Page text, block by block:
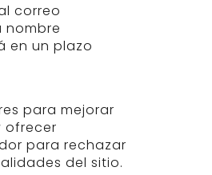
correo
nombre
en un plazo
para mejorar
ofrecer
para rechazar
del sitio.